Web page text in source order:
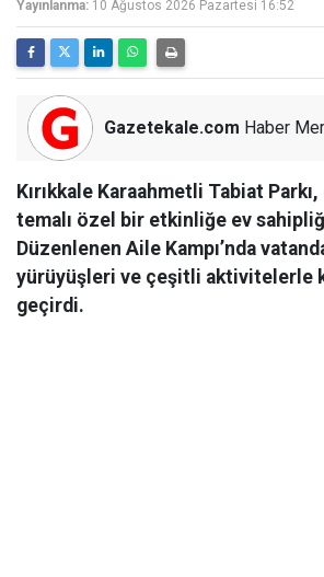
Yayınlanma: 10 Ağustos 2026 Pazartesi 16:52
Gazetekale.com Haber
Kırıkkale Karaahmetli Tabiat
temalı özel bir etkinliğe ev
Düzenlenen Aile Kampı’nda
yürüyüşleri ve çeşitli aktivitelerle
geçirdi.